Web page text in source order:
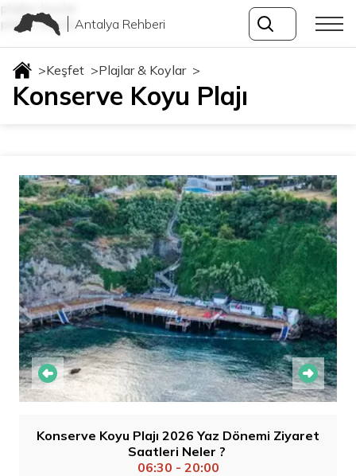
plajlar-koylar
plajlar-koylarAntalya Rehberi
>Keşfet >Plajlar & Koylar >
Konserve Koyu Plajı
Konserve Koyu Plajı 2026 Yaz Dönemi Ziyaret
Saatleri Neler ?
06:30 - 20:00